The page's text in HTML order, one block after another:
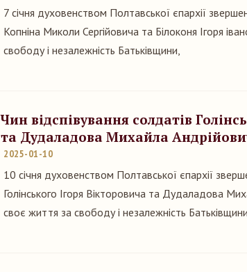
7 січня духовенством Полтавської єпархії
Копніна Миколи Сергійовича та Білоконя Ігоря
свободу і незалежність Батьківщини,
Чин відспівування солдатів
та Дудаладова Михайла
2025-01-10
10 січня духовенством Полтавської єпархії
Голінського Ігоря Вікторовича та Дудаладова
своє життя за свободу і незалежність Батьківщини